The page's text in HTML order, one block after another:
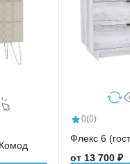
0(0)
Флекс 6
от 13 700 ₽